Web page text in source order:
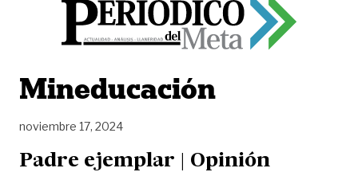
Mineducación
noviembre 17, 2024
Padre ejemplar | Opinión